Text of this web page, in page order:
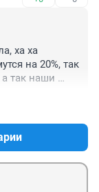
ха ха
на 20%, так
так наши